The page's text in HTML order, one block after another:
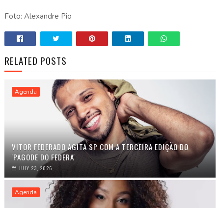
Foto: Alexandre Pio
RELATED POSTS
Agenda
VITOR FEDERADO AGITA SP COM A TERCEIRA EDIÇÃO DO
'PAGODE DO FEDERA'
JULY 23, 2026
Agenda